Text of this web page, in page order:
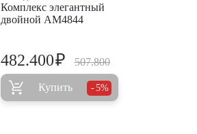
Комплекс элегантный
двойной AM4844
507.800
482.400₽
Купить 5%